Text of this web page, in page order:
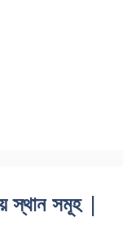
স্থান সমূহ |